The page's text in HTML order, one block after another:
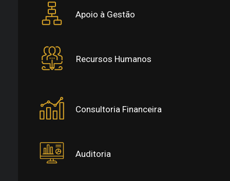
Apoio à Gestão
Recursos Humanos
Consultoria Financeira
Auditoria